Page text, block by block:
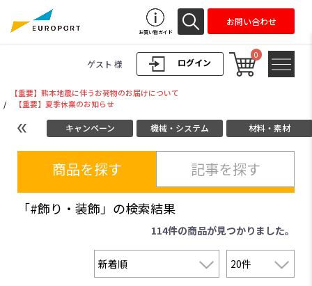
ログイン
ゲスト 様
0
お買い物ガイド
お問い合わせ
【重要】熊本地震に伴うお荷物のお届けについて
/
【重要】夏季休業のお知らせ
キャンペーン 機械・システム 材料・素材
商品を探す 記事を探す
「#飾り・装飾」の検索結果
114件の商品が見つかりました。